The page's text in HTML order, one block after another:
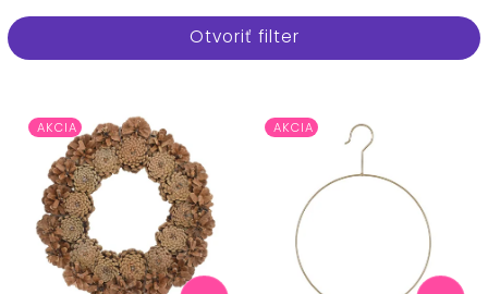
Najpredávanejšie
Abecedne
Otvoriť filter
AKCIA AKCIA